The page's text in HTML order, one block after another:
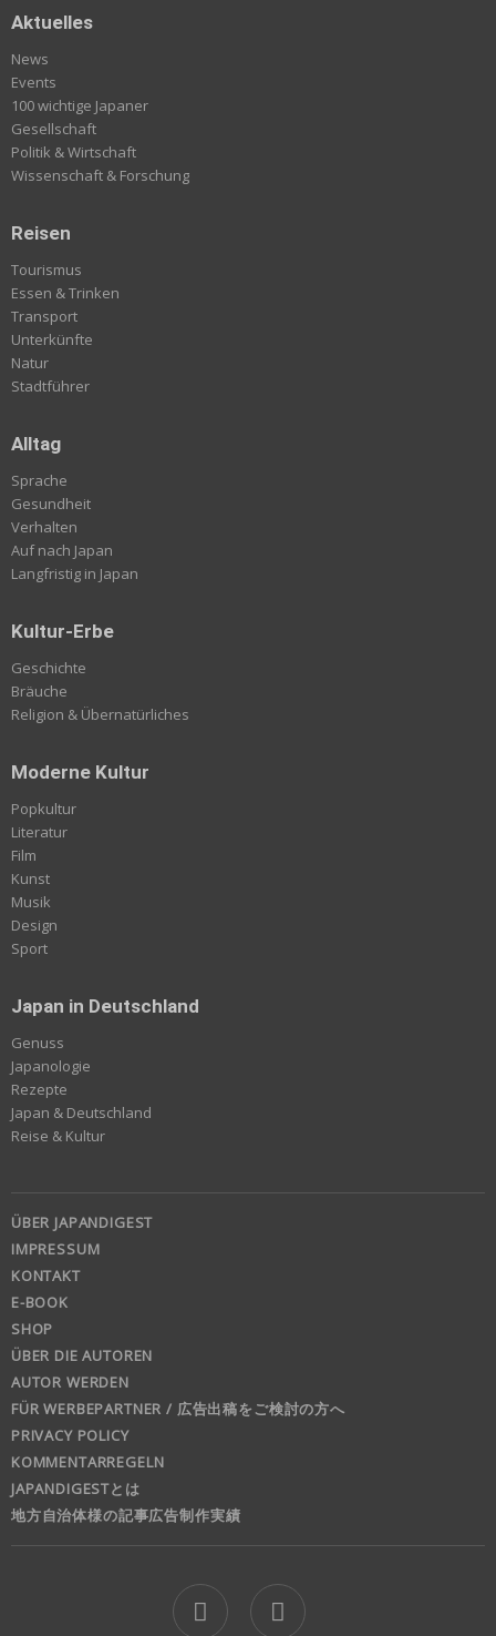
Aktuelles
News
Events
100 wichtige Japaner
Gesellschaft
Politik & Wirtschaft
Wissenschaft & Forschung
Reisen
Tourismus
Essen & Trinken
Transport
Unterkünfte
Natur
Stadtführer
Alltag
Sprache
Gesundheit
Verhalten
Auf nach Japan
Langfristig in Japan
Kultur-Erbe
Geschichte
Bräuche
Religion & Übernatürliches
Moderne Kultur
Popkultur
Literatur
Film
Kunst
Musik
Design
Sport
Japan in Deutschland
Genuss
Japanologie
Rezepte
Japan & Deutschland
Reise & Kultur
ÜBER JAPANDIGEST
IMPRESSUM
KONTAKT
E-BOOK
SHOP
ÜBER DIE AUTOREN
AUTOR WERDEN
FÜR WERBEPARTNER / 広告出稿をご検討の方へ
PRIVACY POLICY
KOMMENTARREGELN
JAPANDIGESTとは
地方自治体様の記事広告制作実績